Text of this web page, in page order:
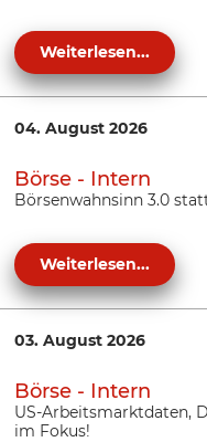
Weiterlesen...
04. August 2026
Börse - Intern
Börsenwahnsinn 3.0
Weiterlesen...
03. August 2026
Börse - Intern
US-Arbeitsmarktdaten,
im Fokus!